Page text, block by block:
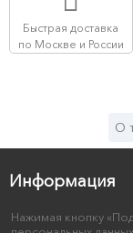
Быстрая доставка
по Москве и России
О
Информация
Нажимая кнопку